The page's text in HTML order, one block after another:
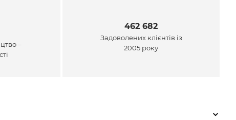
–
462 682
Задоволених клієнтів із
2005 року